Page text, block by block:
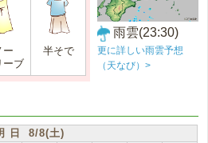
ー
ーブ
半そで
雨雲(23:30)
更に詳しい雨雲予想
（天なび）>
日 8/8(土)